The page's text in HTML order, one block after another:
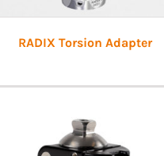
RADIX Torsion Adapter